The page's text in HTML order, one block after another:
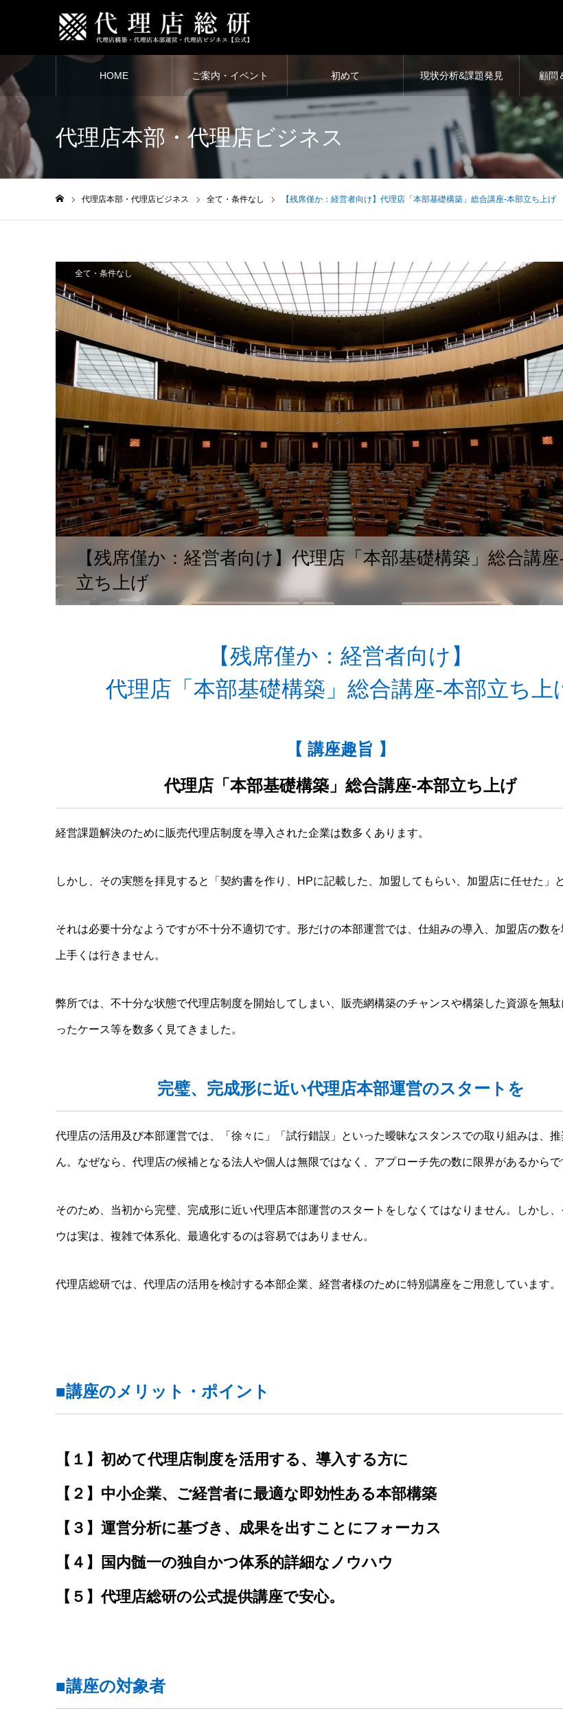
HOME ご案内・イベント 初めて 現状分析&課題発見 顧問
代理店本部・代理店ビジネス
代理店本部・代理店ビジネス 全て・条件なし 【残席僅か：経営者向け】代理店「本部基礎構築」総合講座-本部立ち上げ
全て・条件なし
【残席僅か：経営者向け】代理店「本部基礎構築」総合講
立ち上げ
【残席僅か：経営者向け】
代理店「本部基礎構築」総合講座-本部立ち上
【 講座趣旨 】
代理店「本部基礎構築」総合講座-本部立ち上げ
経営課題解決のために販売代理店制度を導入された企業は数多くあります。
しかし、その実態を拝見すると「契約書を作り、HPに記載した、加盟してもらい、加盟店に任せた」
それは必要十分なようですが不十分不適切です。形だけの本部運営では、仕組みの導入、加盟店の数を
上手くは行きません。
弊所では、不十分な状態で代理店制度を開始してしまい、販売網構築のチャンスや構築した資源を無駄
ったケース等を数多く見てきました。
完璧、完成形に近い代理店本部運営のスタートを
代理店の活用及び本部運営では、「徐々に」「試行錯誤」といった曖昧なスタンスでの取り組みは、
ん。なぜなら、代理店の候補となる法人や個人は無限ではなく、アプローチ先の数に限界があるからで
そのため、当初から完璧、完成形に近い代理店本部運営のスタートをしなくてはなりません。しかし
ウは実は、複雑で体系化、最適化するのは容易ではありません。
代理店総研では、代理店の活用を検討する本部企業、経営者様のために特別講座をご用意しています。
■講座のメリット・ポイント
【１】初めて代理店制度を活用する、導入する方に
【２】中小企業、ご経営者に最適な即効性ある本部構築
【３】運営分析に基づき、成果を出すことにフォーカス
【４】国内髄一の独自かつ体系的詳細なノウハウ
【５】代理店総研の公式提供講座で安心。
■講座の対象者